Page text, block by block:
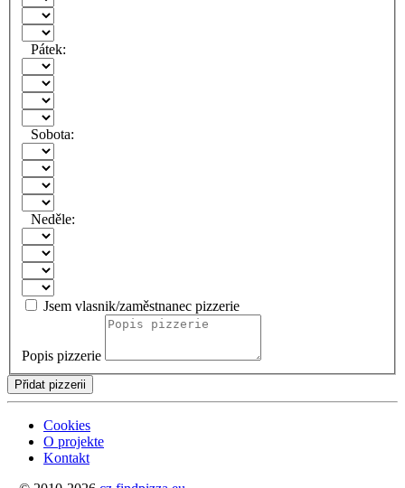
Pátek:
Sobota:
Neděle:
Jsem vlasnik/zaměstnanec pizzerie
Popis pizzerie
Přidat pizzerii
Cookies
O projekte
Kontakt